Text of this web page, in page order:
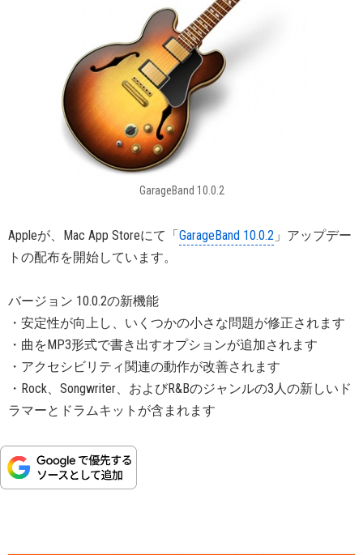
GarageBand 10.0.2
Appleが、Mac App Storeにて「GarageBand 10.0.2 」アップデー
トの配布を開始しています。
バージョン 10.0.2の新機能
・安定性が向上し、いくつかの小さな問題が修正されます
・曲をMP3形式で書き出すオプションが追加されます
・アクセシビリティ関連の動作が改善されます
・Rock、Songwriter、およびR&Bのジャンルの3人の新しいド
ラマーとドラムキットが含まれます